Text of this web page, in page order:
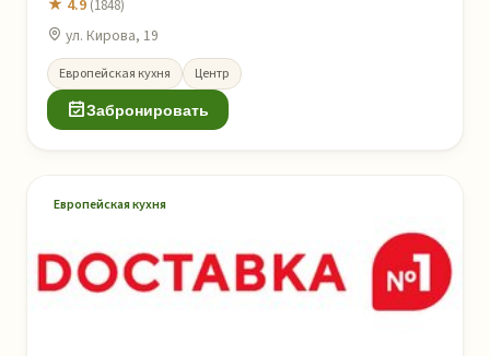
★ 4.9 (1848)
ул. Кирова, 19
Европейская кухня Центр
Забронировать
Европейская кухня